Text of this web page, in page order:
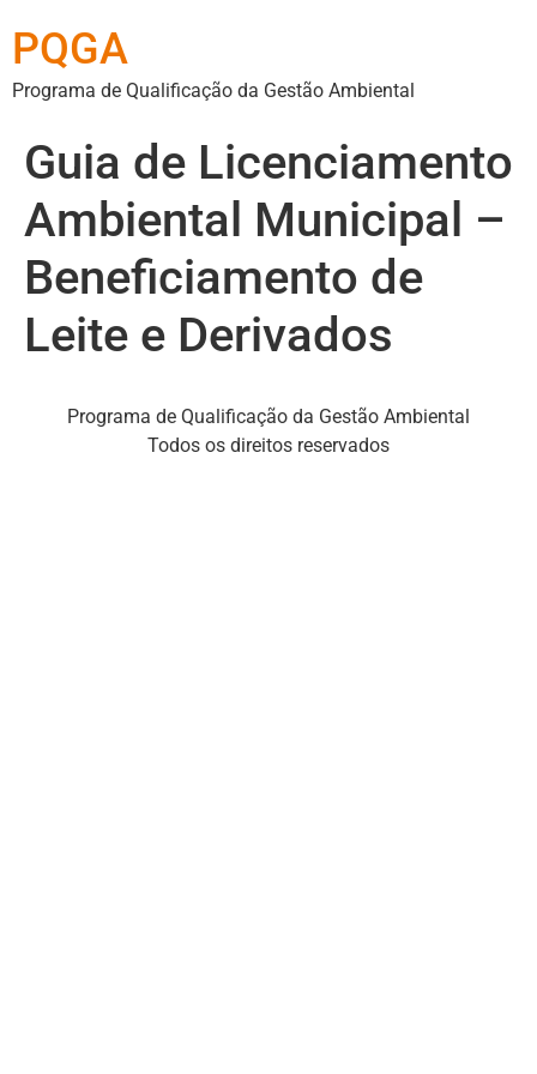
PQGA
Programa de Qualificação da Gestão Ambiental
Guia de Licenciamento
Ambiental Municipal –
Beneficiamento de
Leite e Derivados
Programa de Qualificação da Gestão Ambiental
Todos os direitos reservados